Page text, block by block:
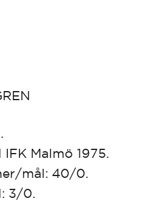
Malmö 1975.
mål: 40/0.
3/0.